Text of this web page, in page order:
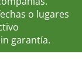
o lugares
garantía.